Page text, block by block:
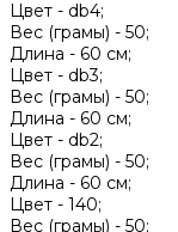
Цвет - db4;
Вес (грамы) - 50;
Длина - 60 см;
Цвет - db3;
Вес (грамы) - 50;
Длина - 60 см;
Цвет - db2;
Вес (грамы) - 50;
Длина - 60 см;
Цвет - 140;
Вес (грамы) - 50;